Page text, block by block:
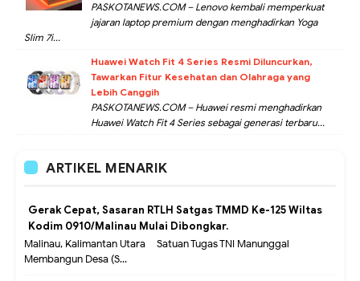
PASKOTANEWS.COM – Lenovo kembali memperkuat
jajaran laptop premium dengan menghadirkan Yoga
Slim 7i...
Huawei Watch Fit 4 Series Resmi Diluncurkan,
Tawarkan Fitur Kesehatan dan Olahraga yang
Lebih Canggih
PASKOTANEWS.COM – Huawei resmi menghadirkan
Huawei Watch Fit 4 Series sebagai generasi terbaru...
ARTIKEL MENARIK
Gerak Cepat, Sasaran RTLH Satgas TMMD Ke-125 Wiltas
Kodim 0910/Malinau Mulai Dibongkar.
Malinau, Kalimantan Utara – Satuan Tugas TNI Manunggal
Membangun Desa (S...